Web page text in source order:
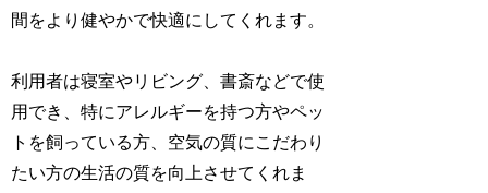
間をより健やかで快適にしてくれます。
利用者は寝室やリビング、書斎などで使
用でき、特にアレルギーを持つ方やペッ
トを飼っている方、空気の質にこだわり
たい方の生活の質を向上させてくれま